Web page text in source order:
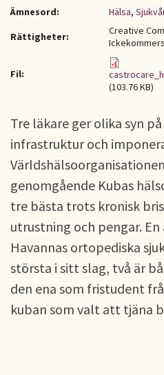
Ämnesord:
Hälsa,
Rättigheter:
Creative
Fil:
(103.76 KB)
Tre läkare ger olika syn
infrastruktur och
genomgående Kubas
tre bästa trots kronisk
utrustning och pengar.
Havannas ortopediska
största i sitt slag, två är
den ena som fristudent
kuban som valt att tjäna